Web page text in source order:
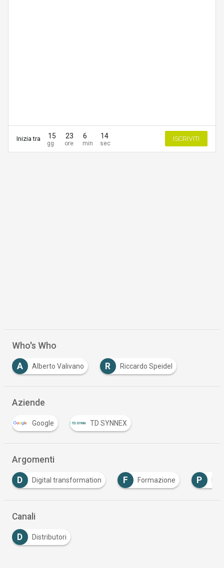
Inizia tra 15 23 6 14 ISCRIVITI
Who's Who
A Alberto Valivano R Riccardo Speidel
Aziende
Google TD SYNNEX
Argomenti
Digital transformation F Formazione P PNRR
Canali
D Distributori